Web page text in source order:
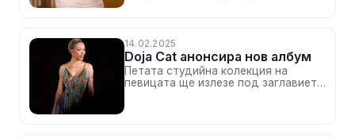
изпълнят нещо „легендарно“
14.02.2025
Doja Cat анонсира нов албум
Петата студийна колекция на
певицата ще излезе под заглавието